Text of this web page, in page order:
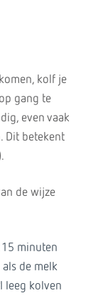
kolf je
gang te
even vaak
Dit betekent
de wijze
minuten
de melk
leeg kolven